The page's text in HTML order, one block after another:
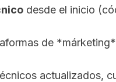
desde el inicio
de
actualizados,